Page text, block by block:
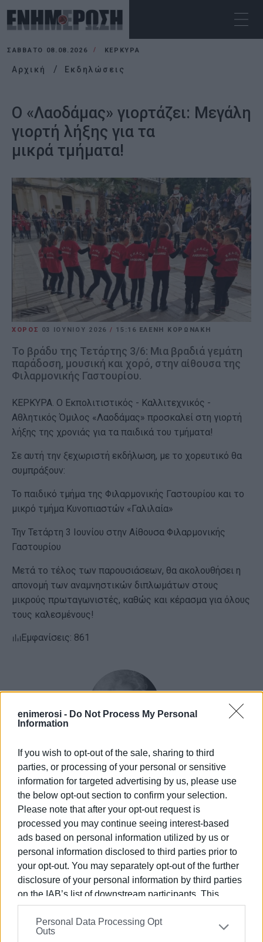
enimerosi - Do Not Process My Personal
Information
If you wish to opt-out of the sale, sharing to third
parties, or processing of your personal or sensitive
information for targeted advertising by us, please use
the below opt-out section to confirm your selection.
Please note that after your opt-out request is
processed you may continue seeing interest-based
ads based on personal information utilized by us or
personal information disclosed to third parties prior to
your opt-out. You may separately opt-out of the further
disclosure of your personal information by third parties
on the IAB’s list of downstream participants. This
information may also be disclosed by us to third parties
on theIAB’s List of Downstream Participants
that may
further disclose it to other third parties.
Personal Data Processing Opt
Outs
ΣΆΒΒΑΤΟ 08.08.2026 ΚΕΡΚΥΡΑ
Αρχική Εκδηλώσεις
Ο «Λαοδάμας» γιορτάζει: Μεγάλη
γιορτή λήξης για τα
μικρά τμήματα!
ΧΟΡΟΣ 03 ΙΟΥΝΊΟΥ 2026 / 15:16 ΕΛΕΝΗ ΚΟΡΩΝΑΚΗ
Το βράδυ της Τετάρτης 3/6: Μια βραδιά γεμάτη
παράδοση, μουσική και χορό, στην αίθουσα της
Φιλαρμονικής Γαστουρίου.
ΚΕΡΚΥΡΑ. Ο Εκπολιτιστικός - Καλλιτεχνικός -
Αθλητικός Όμιλος «Λαοδάμας» προσκαλεί στη γιορτή
λήξης της χρονιάς για τα παιδικά του τμήματα!
Σε αυτή την ξεχωριστή εκδήλωση, με το χορευτικό θα
συμπράξουν:
Το παιδικό τμήμα της Φιλαρμονικής Γαστουρίου και το
μικρό τμήμα Κυνοπιαστών «Γαλιλαία»
Την Τετάρτη 3 Ιουνίου στην Αίθουσα Φιλαρμονικής
Γαστουρίου
Μετά το τέλος των παρουσιάσεων, θα ακολουθήσει η
απονομή των αναμνηστικών διπλωμάτων στους
μικρούς πρωταγωνιστές, καθώς και κέρασμα για όλους
τους καλεσμένους!
Εμφανίσεις: 861
ΕΛΕΝΗ ΚΟΡΩΝΑΚΗ
Εργάζεται στις Εκδόσεις Ενημέρωση από το
1990 σε θέσεις υψηλής ευθύνης. Ειδικεύεται στις
δημόσιες σχέσεις, το ελεύθερο και το
καλλιτεχνικό ρεπορτάζ.
Ακολουθήστε το enimerosi στοFacebook
Συνδρομητές στο e-paper